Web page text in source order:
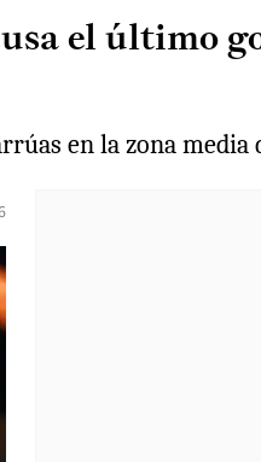
el último
en la zona media